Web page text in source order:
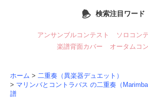
検索注目ワード
アンサンブルコンテスト ソロコン
楽譜背面カバー
オータムコ
ホーム > 二重奏（異楽器デュエット）
> マリンバとコントラバス の二重奏（
譜